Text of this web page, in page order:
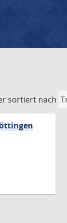
sortiert nach